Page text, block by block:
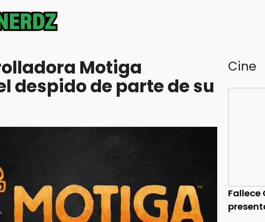
Cine
Fallece
Motiga
despido de parte de su